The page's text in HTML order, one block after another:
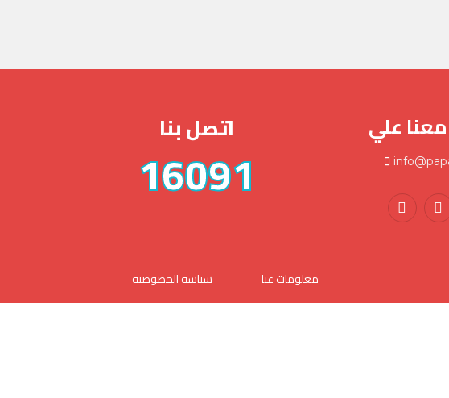
علي اتصل بنا
16091
معلومات عنا سياسة الخصوصية